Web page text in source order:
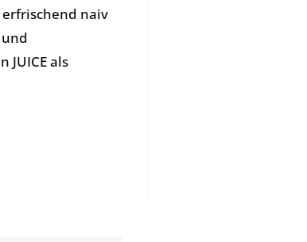
erfrischend naiv
JUICE als